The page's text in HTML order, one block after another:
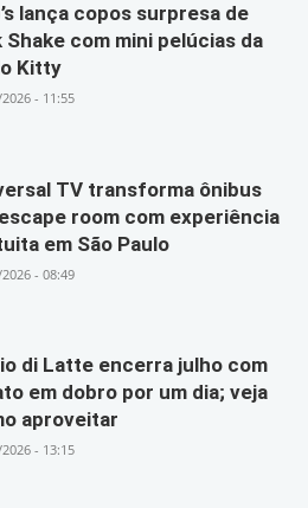
lança copos surpresa de
Shake com mini pelúcias da
Kitty
- 11:55
TV transforma ônibus
room com experiência
em São Paulo
- 08:49
di Latte encerra julho com
em dobro por um dia; veja
aproveitar
- 13:15